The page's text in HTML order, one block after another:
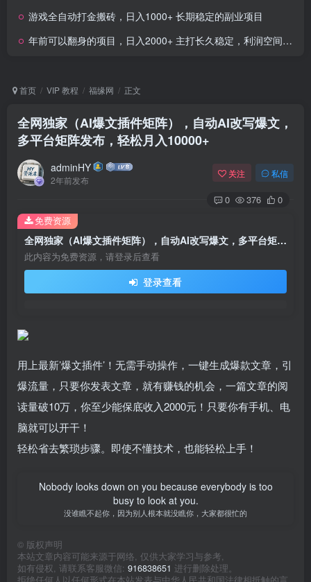
游戏全自动打金搬砖，日入1000+ 长期稳定的副业项目
年前可以翻身的项目，日入2000+ 主打长久稳定，利润空间非常的大
首页 VIP 教程 福缘网 正文
全网独家（AI爆文插件矩阵），自动AI改写爆文，
多平台矩阵发布，轻松月入10000+
adminHY
2年前发布
关注 私信
0 376 0
全网独家（AI爆文插件矩阵），自动AI改写爆文，多平台矩阵发布，轻松月入10000+
此内容为免费资源，请登录后查看
登录查看
免费资源
用上最新’爆文插件’！无需手动操作，一键生成爆款文章，引
爆流量，只要你发表文章，就有赚钱的机会，一篇文章的阅
读量破10万，你至少能保底收入2000元！只要你有手机、电
脑就可以开干！
轻松省去繁琐步骤。即使不懂技术，也能轻松上手！
Nobody looks down on you because everybody is too
busy to look at you.
没谁瞧不起你，因为别人根本就没瞧你，大家都很忙的
© 版权声明
本站文章内容可能来源于网络, 仅供大家学习与参考,
如有侵权, 请联系客服微信: 916838651 进行删除处理。